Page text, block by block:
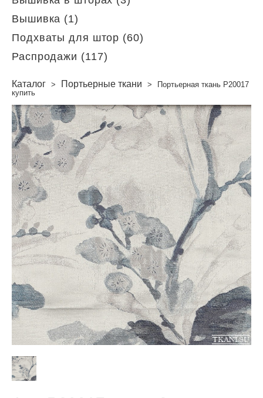
Вышивка (1)
Подхваты для штор (60)
Распродажи (117)
Каталог > Портьерные ткани >
Портьерная ткань P20017
купить